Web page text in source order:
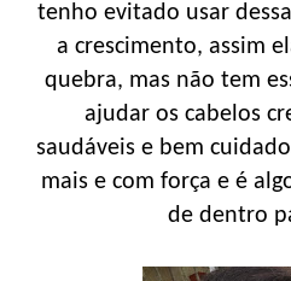
tenho evitado usar
a crescimento, assim
quebra, mas não tem
ajudar os cabelos
saudáveis e bem
mais e com força e é
de dentro